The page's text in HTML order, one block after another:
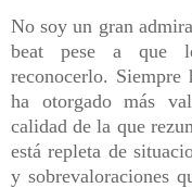
No soy un gran
beat pese a que
reconocerlo. Siempre
ha otorgado más
calidad de la que
está repleta de
y sobrevaloraciones